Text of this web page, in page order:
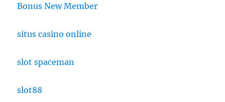
Bonus New Member
situs casino online
slot spaceman
slot88